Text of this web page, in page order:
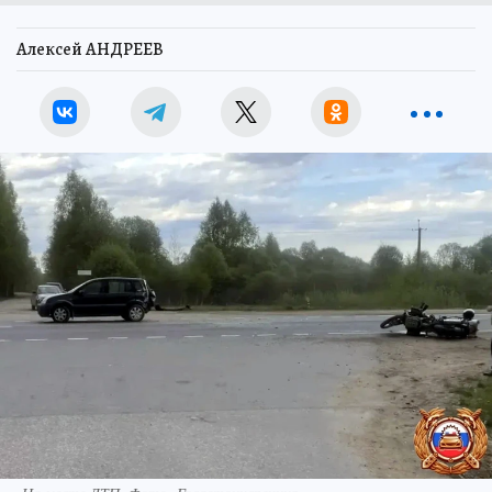
Алексей АНДРЕЕВ